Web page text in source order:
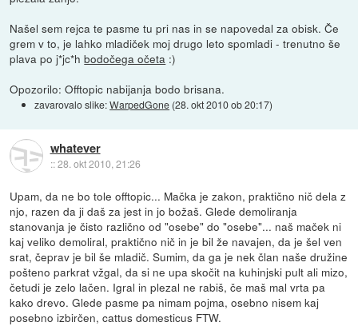
Našel sem rejca te pasme tu pri nas in se napovedal za obisk. Če
grem v to, je lahko mladiček moj drugo leto spomladi - trenutno še
plava po j*jc*hbodočega očeta :)
Opozorilo: Offtopic nabijanja bodo brisana.
zavarovalo slike:WarpedGone (28. okt 2010 ob 20:17)
whatever
::28. okt 2010, 21:26
Upam, da ne bo tole offtopic... Mačka je zakon, praktično nič dela z
njo, razen da ji daš za jest in jo božaš. Glede demoliranja
stanovanja je čisto različno od "osebe" do "osebe"... naš maček ni
kaj veliko demoliral, praktično nič in je bil že navajen, da je šel ven
srat, čeprav je bil še mladič. Sumim, da ga je nek član naše družine
pošteno parkrat vžgal, da si ne upa skočit na kuhinjski pult ali mizo,
četudi je zelo lačen. Igral in plezal ne rabiš, če maš mal vrta pa
kako drevo. Glede pasme pa nimam pojma, osebno nisem kaj
posebno izbirčen, cattus domesticus FTW.